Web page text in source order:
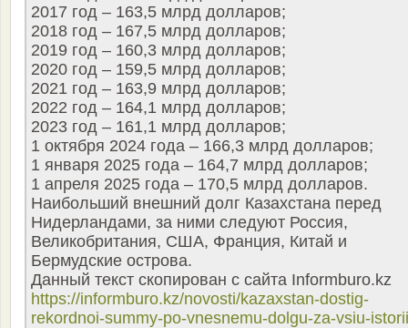
2017 год – 163,5 млрд долларов;
2018 год – 167,5 млрд долларов;
2019 год – 160,3 млрд долларов;
2020 год – 159,5 млрд долларов;
2021 год – 163,9 млрд долларов;
2022 год – 164,1 млрд долларов;
2023 год – 161,1 млрд долларов;
1 октября 2024 года – 166,3 млрд долларов;
1 января 2025 года – 164,7 млрд долларов;
1 апреля 2025 года – 170,5 млрд долларов.
Наибольший внешний долг Казахстана перед
Нидерландами, за ними следуют Россия,
Великобритания, США, Франция, Китай и
Бермудские острова.
Данный текст скопирован с сайта Informburo.kz
https://informburo.kz/novosti/kazaxstan-dostig-
rekordnoi-summy-po-vnesnemu-dolgu-za-vsiu-